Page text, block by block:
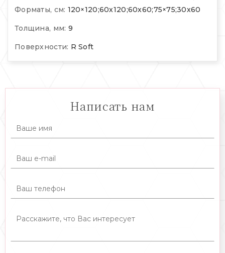
Форматы, см: 120×120;60x120;60x60;75×75;30x60
Толщина, мм: 9
Поверхности: R Soft
Написать нам